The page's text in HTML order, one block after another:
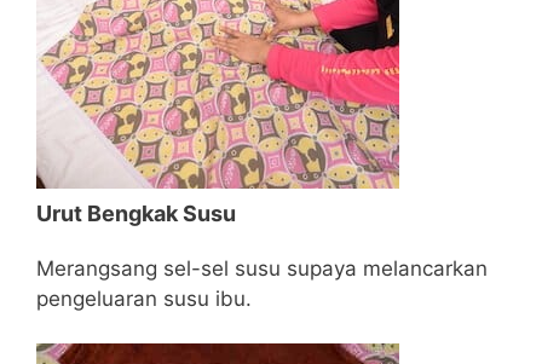
Urut Bengkak Susu
Merangsang sel-sel susu supaya melancarkan
pengeluaran susu ibu.